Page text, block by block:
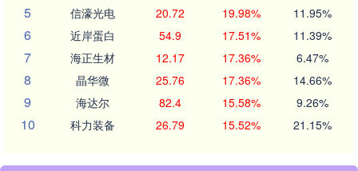
5 信濠光电 20.72 19.98% 11.95%
6 近岸蛋白 54.9 17.51% 11.39%
7 海正生材 12.17 17.36% 6.47%
8 晶华微 25.76 17.36% 14.66%
9 海达尔 82.4 15.58% 9.26%
10 科力装备 26.79 15.52% 21.15%